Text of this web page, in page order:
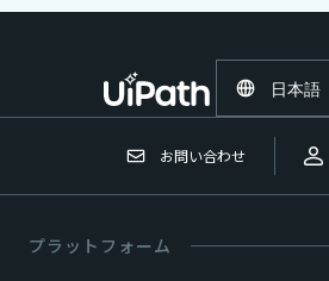
お問い合わせ
日本語
プラットフォーム